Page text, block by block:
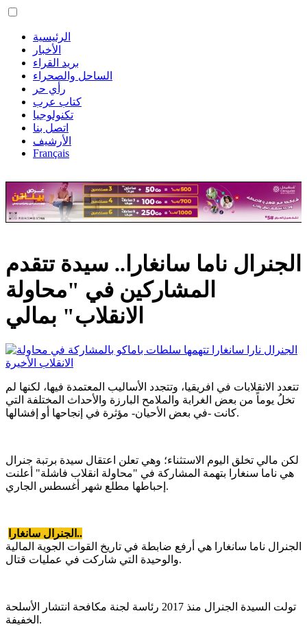
الرئيسية
الأخبار
بريد القراء
الساحل والصحراء
رأي حر
كتاب عرب
تكنولوجيا
اتصل بنا
الأرشيف
Français
الجنرال ناما سانغارا.. سيدة تتقدم
المشاركين في "محاولة
الانقلاب" بمالي
تتعدد الانقلابات في افريقيا، وتتجدد الأساليب المعتمدة فيها، لكنها لم
تخلُ يوماً من بعض الغرابة والملامح البارزة والأحداث المختلفة التي
كانت -في بعض الأحيان- مؤثرة في إنجاحها أو إفشالها.
لكن مالي تخلق اليوم الاستثناء؛ وهي تعلن اعتقال سيدة برتبة جنرال
هي ناما سنغارا بتهمة المشاركة في "محاولة انقلاب فاشلة" أعلنت
إحباطها مطلع شهر أغسطس الجاري.
الجنرال سانغارا..
الجنرال ناما سانغارا هي أرفع ضابطة في تاريخ القوات الجوية المالية
والوحيدة التي شاركت في عمليات قتال.
تولت السيدة الجنرال منذ 2017 رئاسة لجنة مكافحة انتشار الأسلحة
الخفيفة.